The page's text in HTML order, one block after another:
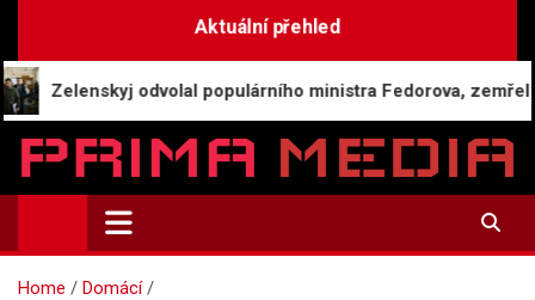
content
Aktuální přehled
odvolal populárního ministra Fedorova, zemřel klíčový
Prima-Media.cz
Informace a aktuality | Zpravodajství
Home
Domácí